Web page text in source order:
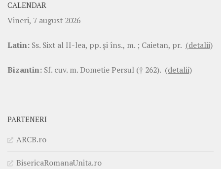
CALENDAR
Vineri, 7 august 2026
Latin: Ss. Sixt al II-lea, pp. şi îns., m. ; Caietan, pr. (detalii)
Bizantin: Sf. cuv. m. Dometie Persul († 262). (detalii)
PARTENERI
ARCB.ro
BisericaRomanaUnita.ro